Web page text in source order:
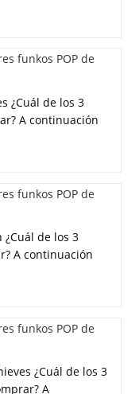
¿Cuál de los 3
A continuación
¿Cuál de los 3
A continuación
¿Cuál de los 3
A